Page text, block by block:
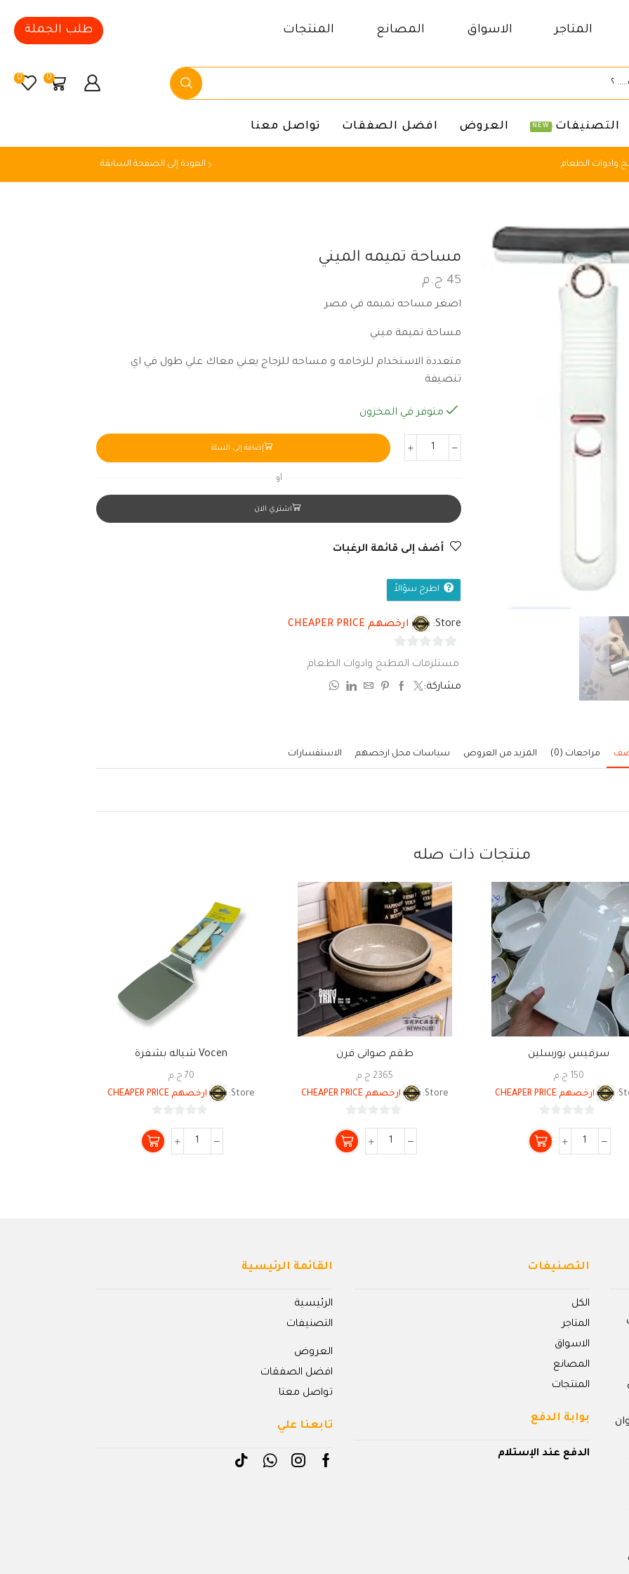
المتاجر الاسواق المصانع المنتجات طلب الجملة
0
0
التصنيفات NEW العروض افضل الصفقات تواصل معنا
وادوات الطعام العودة إلى الصفحة السابقة
مساحة تميمه الميني
45 ج.م
اصغر مساحه تميمه في مصر
مساحة تميمة ميني
متعددة الاستخدام للرخامه و مساحه للزجاج يعني معاك علي طول في اي
تنضيفة
متوفر في المخزون
إضافة إلى السلة
أو
اشتري الان
أضف إلى قائمة الرغبات
اطرح سؤالاً
Store: ارخصهم CHEAPER PRICE
0
مستلزمات المطبخ وادوات الطعام
مشاركة:
مراجعات (0) المزيد من العروض سياسات محل ارخصهم الاستفسارات
منتجات ذات صله
سرفيس بورسلين
150 ج.م
ارخصهم CHEAPER PRICE
من
5
طقم صوانى فرن
2365 ج.م
Store:
ارخصهم CHEAPER PRICE
من
5
Vocen شياله بشفرة
70 ج.م
Store:
ارخصهم CHEAPER PRICE
من
5
التصنيفات
الكل
المتاجر
الاسواق
المصانع
المنتجات
بوابة الدفع
الدفع عند الإستلام
القائمة الرئيسية
الرئيسية
التصنيفات
العروض
افضل الصفقات
تواصل معنا
تابعنا علي